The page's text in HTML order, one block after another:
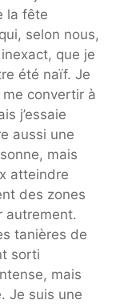
la fête
selon nous,
que je
été naïf. Je
me convertir à
j’essaie
aussi une
mais
atteindre
des zones
autrement.
tanières de
sorti
mais
Je suis une